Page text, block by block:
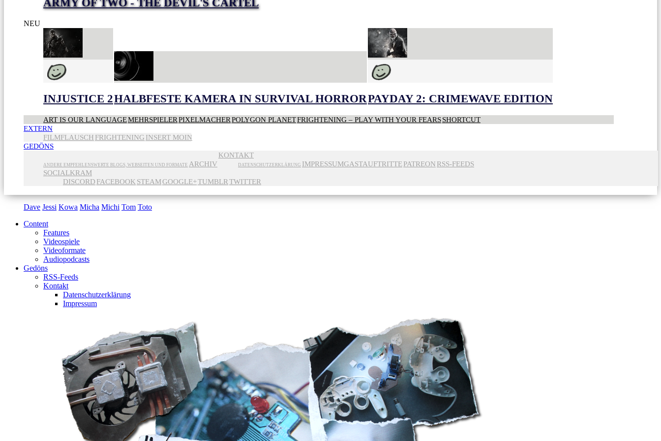
ARMY OF TWO - THE DEVIL'S CARTEL
NEU
INJUSTICE 2HALBFESTE KAMERA IN SURVIVAL HORRORPAYDAY 2: CRIMEWAVE EDITION
ART IS OUR LANGUAGEMEHRSPIELERPIXELMACHERPOLYGON PLANETFRIGHTENING – PLAY WITH YOUR FEARSSHORTCUT
EXTERN
FILMFLAUSCH FRIGHTENING INSERT MOIN
GEDÖNS
ANDERE EMPFEHLENSWERTE BLOGS, WEBSEITEN UND FORMATE ARCHIV
KONTAKT
DATENSCHUTZERKLÄRUNG IMPRESSUMGASTAUFTRITTEPATREON RSS-FEEDS
SOCIALKRAM
DISCORD FACEBOOK STEAMGOOGLE+TUMBLRTWITTER
Dave Jessi Kowa Micha Michi Tom Toto
Content
Features
Videospiele
Videoformate
Audiopodcasts
Gedöns
RSS-Feeds
Kontakt
Datenschutzerklärung
Impressum